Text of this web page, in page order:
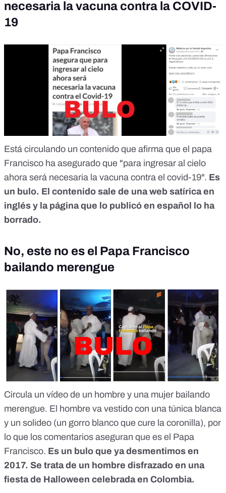
necesaria la vacuna contra la COVID-
19
Está circulando un contenido que afirma que el papa
Francisco ha asegurado que "para ingresar al cielo
ahora será necesaria la vacuna contra el covid-19". Es
un bulo. El contenido sale de una web satírica en
inglés y la página que lo publicó en español lo ha
borrado.
No, este no es el Papa Francisco
bailando merengue
Circula un vídeo de un hombre y una mujer bailando
merengue. El hombre va vestido con una túnica blanca
y un solideo (un gorro blanco que cure la coronilla), por
lo que los comentarios aseguran que es el Papa
Francisco. Es un bulo que ya desmentimos en
2017. Se trata de un hombre disfrazado en una
fiesta de Halloween celebrada en Colombia.